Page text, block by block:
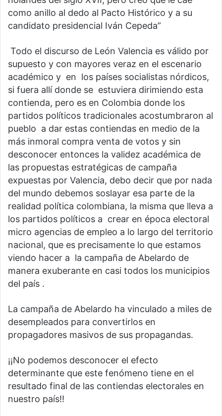
como anillo al dedo al Pacto Histórico y a su
candidato presidencial Iván Cepeda”
Todo el discurso de León Valencia es válido por
supuesto y con mayores veraz en el escenario
académico y en los países socialistas nórdicos,
si fuera allí donde se estuviera dirimiendo esta
contienda, pero es en Colombia donde los
partidos políticos tradicionales acostumbraron al
pueblo a dar estas contiendas en medio de la
más inmoral compra venta de votos y sin
desconocer entonces la validez académica de
las propuestas estratégicas de campaña
expuestas por Valencia, debo decir que por nada
del mundo debemos soslayar esa parte de la
realidad política colombiana, la misma que lleva a
los partidos políticos a crear en época electoral
micro agencias de empleo a lo largo del territorio
nacional, que es precisamente lo que estamos
viendo hacer a la campaña de Abelardo de
manera exuberante en casi todos los municipios
del país .
La campaña de Abelardo ha vinculado a miles de
desempleados para convertirlos en
propagadores masivos de sus propagandas.
¡¡No podemos desconocer el efecto
determinante que este fenómeno tiene en el
resultado final de las contiendas electorales en
nuestro país!!